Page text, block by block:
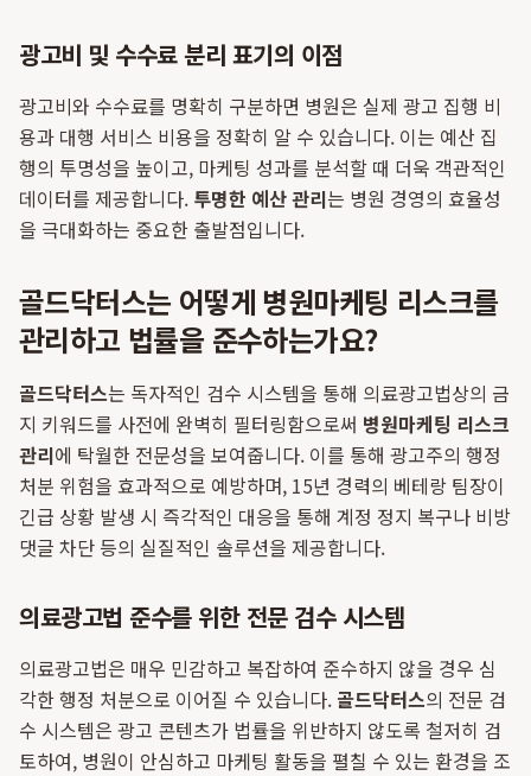
광고비 및 수수료 분리 표기의 이점
광고비와 수수료를 명확히 구분하면 병원은 실제 광고 집행 비
용과 대행 서비스 비용을 정확히 알 수 있습니다. 이는 예산 집
행의 투명성을 높이고, 마케팅 성과를 분석할 때 더욱 객관적인
데이터를 제공합니다. 투명한 예산 관리는 병원 경영의 효율성
을 극대화하는 중요한 출발점입니다.
골드닥터스는 어떻게 병원마케팅 리스크를
관리하고 법률을 준수하는가요?
골드닥터스는 독자적인 검수 시스템을 통해 의료광고법상의 금
지 키워드를 사전에 완벽히 필터링함으로써 병원마케팅 리스크
관리에 탁월한 전문성을 보여줍니다. 이를 통해 광고주의 행정
처분 위험을 효과적으로 예방하며, 15년 경력의 베테랑 팀장이
긴급 상황 발생 시 즉각적인 대응을 통해 계정 정지 복구나 비방
댓글 차단 등의 실질적인 솔루션을 제공합니다.
의료광고법 준수를 위한 전문 검수 시스템
의료광고법은 매우 민감하고 복잡하여 준수하지 않을 경우 심
각한 행정 처분으로 이어질 수 있습니다. 골드닥터스의 전문 검
수 시스템은 광고 콘텐츠가 법률을 위반하지 않도록 철저히 검
토하여, 병원이 안심하고 마케팅 활동을 펼칠 수 있는 환경을 조